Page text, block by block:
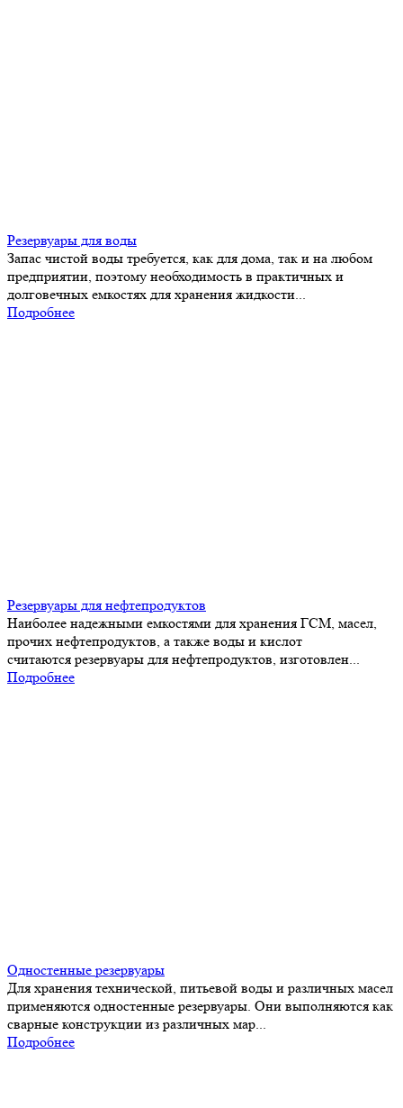
Резервуары для воды
Запас чистой воды требуется, как для дома, так и на любом
предприятии, поэтому необходимость в практичных и
долговечных емкостях для хранения жидкости...
Подробнее
Резервуары для нефтепродуктов
Наиболее надежными емкостями для хранения ГСМ, масел,
прочих нефтепродуктов, а также воды и кислот
считаются резервуары для нефтепродуктов, изготовлен...
Подробнее
Одностенные резервуары
Для хранения технической, питьевой воды и различных масел
применяются одностенные резервуары. Они выполняются как
сварные конструкции из различных мар...
Подробнее